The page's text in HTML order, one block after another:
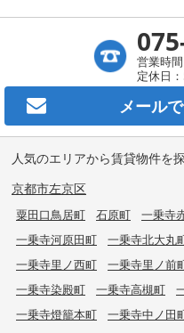
営業時
定休日
メールで
人気のエリアから賃貸物件を
京都市左京区
粟田口鳥居町 石原町 一乗寺
一乗寺河原田町
一乗寺北大丸
一乗寺里ノ西町
一乗寺里ノ前
一乗寺染殿町
一乗寺高槻町
一乗寺燈籠本町
一乗寺中ノ田